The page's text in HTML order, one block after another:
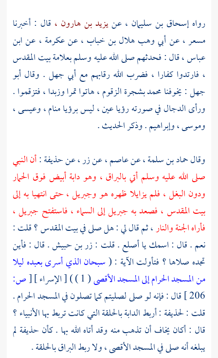
رواهإسحاق بن سليمان ، عنيزيد بن هارون ، قال : أخبرنا
مسعر ،عنأبي وهب هلال بن خباب ،عنعكرمة ، عنابن
عباس ،قال : فحدثهم صلى الله عليه وسلم بعلامةبيت المقدس
، فارتدوا كفارا ، فضرب الله رقابهم مع أبي جهل . وقال أبو
جهل :يخوفنامحمدبشجرة الزقوم ، هاتوا تمرا وزبدا ، فتزقموا .
ورأى الدجال في صورته رؤيا عين ، ليس برؤيا منام ،وعيسى ،
وموسى ،وإبراهيم. وذكر الحديث .
وقالحماد بن سلمة، عنعاصم ،عنزر ،عنحذيفة:أن النبي
صلى الله عليه وسلم أتي بالبراق ، وهو دابة أبيض فوق الحمار
ودون البغل ، فلم يزايلا ظهره هووجبريل ،حتى انتهيا به إلى
بيت المقدس ، فصعد به جبريلإلى السماء ، فاستفتح جبريل ،
فأراه الجنة والنار، ثم قال لي : هل صلى في بيت المقدس ؟ قلت :
نعم . قال : اسمك يا أصلع . قلت :زر بن حبيش. قال : فأين
تجده صلاها ؟ فتأولت الآية : (سبحان الذي أسرى بعبده ليلا
من المسجد الحرام إلى المسجد الأقصى( 1 ) ) [ الإسراء ] [ص:
206 ] قال : فإنه لو صلى لصليتم كما تصلون في المسجد الحرام .
قلت :لحذيفة : أربط الدابة بالحلقة التي كانت تربط بها الأنبياء ؟
قال : أكان يخاف أن تذهب منه وقد أتاه الله بها . كأن حذيفة لم
يبلغه أنه صلى فيالمسجد الأقصى ،ولا ربط البراق بالحلقة .